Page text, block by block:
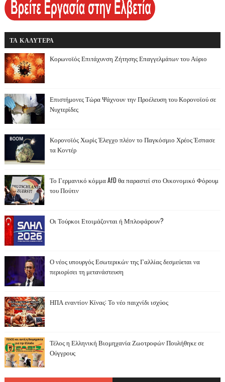
ΤΑ ΚΑΛΥΤΕΡΑ
Κορωνοϊός Επιτάχυνση Ζήτησης Επαγγελμάτων του Αύριο
Επιστήμονες Τώρα Ψάχνουν την Προέλευση του Κορονοϊού σε
Νυχτερίδες
Κορονοϊός Χωρίς Έλεγχο πλέον το Παγκόσμιο Χρέος Έσπασε
τα Κοντέρ
Το Γερμανικό κόμμα AfD θα παραστεί στο Οικονομικό Φόρουμ
του Πούτιν
Οι Τούρκοι Ετοιμάζονται ή Μπλοφάρουν?
Ο νέος υπουργός Εσωτερικών της Γαλλίας δεσμεύεται να
περιορίσει τη μετανάστευση
ΗΠΑ εναντίον Κίνας: Το νέο παιχνίδι ισχύος
Τέλος η Ελληνική Βιομηχανία Ζωοτροφών Πουλήθηκε σε
Ούγγρους